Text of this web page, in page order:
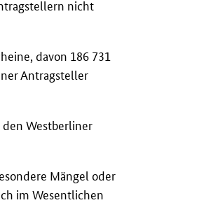
nicht
davon 186 731
Antragsteller
den Westberliner
Mängel oder
im Wesentlichen